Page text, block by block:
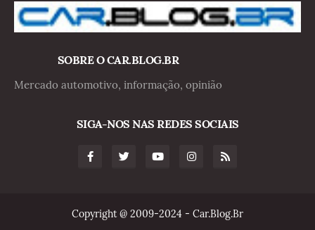
SOBRE O CAR.BLOG.BR
Mercado automotivo, informação, opinião
SIGA-NOS NAS REDES SOCIAIS
Copyright @ 2009-2024 - Car.Blog.Br